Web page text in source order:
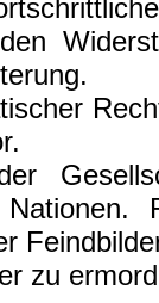
aller
Terror